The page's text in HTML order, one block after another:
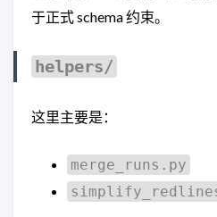
于正式 schema 约束。
helpers/
这里主要是：
merge_runs.py